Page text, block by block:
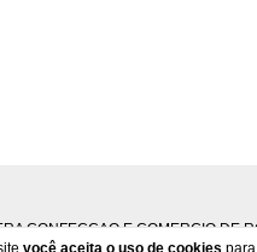
você aceita o uso de cookies
CONFECCAO E COMERCIO DE
- 33524033000190 - 2026. Todos os